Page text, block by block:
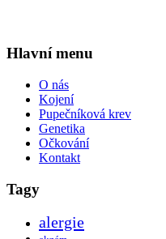
Hlavní menu
O nás
Kojení
Pupečníková krev
Genetika
Očkování
Kontakt
Tagy
alergie